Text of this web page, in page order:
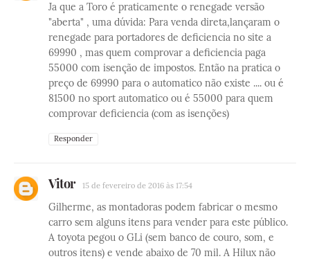
Ja que a Toro é praticamente o renegade versão
"aberta" , uma dúvida: Para venda direta,lançaram o
renegade para portadores de deficiencia no site a
69990 , mas quem comprovar a deficiencia paga
55000 com isenção de impostos. Então na pratica o
preço de 69990 para o automatico não existe .... ou é
81500 no sport automatico ou é 55000 para quem
comprovar deficiencia (com as isenções)
Responder
Vitor 15 de fevereiro de 2016 às 17:54
Gilherme, as montadoras podem fabricar o mesmo
carro sem alguns itens para vender para este público.
A toyota pegou o GLi (sem banco de couro, som, e
outros itens) e vende abaixo de 70 mil. A Hilux não